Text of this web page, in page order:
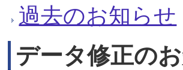
過去のお知らせ
データ修正の